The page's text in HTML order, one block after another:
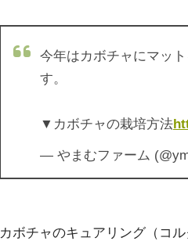
今年はカボチャにマッ
す。
▼カボチャの栽培方法
— やまむファーム
カボチャのキュアリング（コ